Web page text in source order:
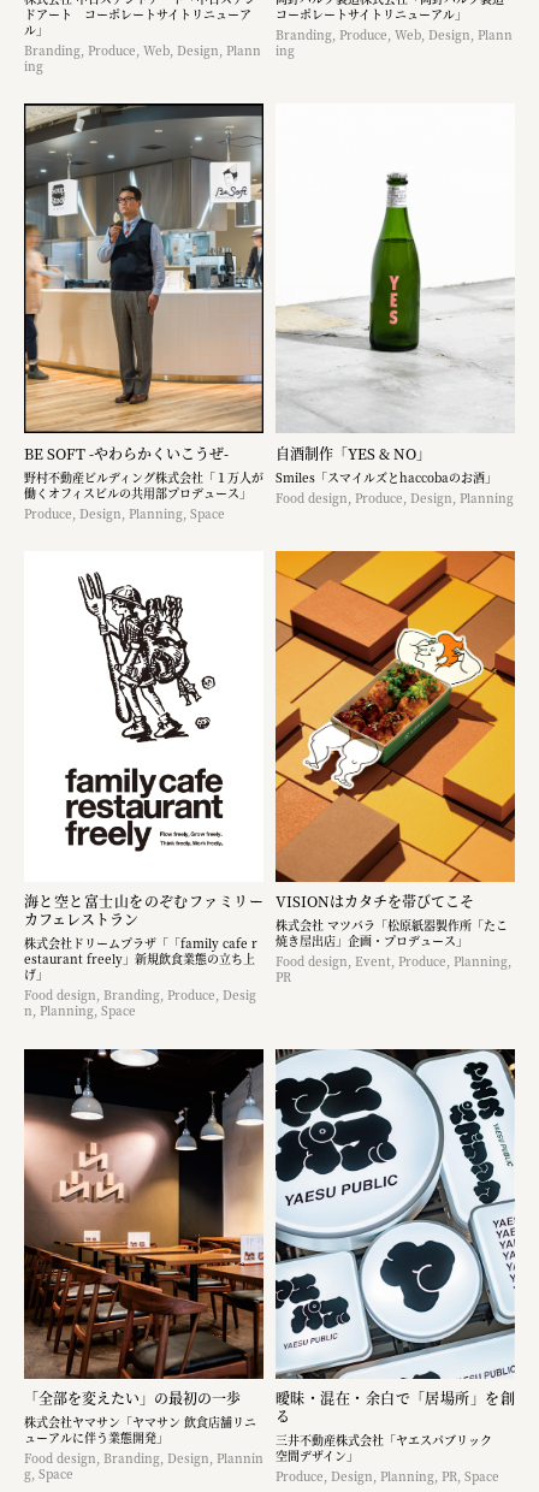
ドアート コーポレートサイトリニューア
ル」
Branding, Produce, Web, Design, Plann
ing
コーポレートサイトリニューアル」
Branding, Produce, Web, Design, Plann
ing
BE SOFT -やわらかくいこうぜ-
野村不動産ビルディング株式会社「１万人が
働くオフィスビルの共用部プロデュース」
Produce, Design, Planning, Space
自酒制作「YES & NO」
Smiles「スマイルズとhaccobaのお酒」
Food design, Produce, Design, Planning
海と空と富士山をのぞむファミリー
カフェレストラン
株式会社ドリームプラザ「「family cafe r
estaurant freely」新規飲食業態の立ち上
げ」
Food design, Branding, Produce, Desig
n, Planning, Space
VISIONはカタチを帯びてこそ
株式会社 マツバラ「松原紙器製作所「たこ
焼き屋出店」企画・プロデュース」
Food design, Event, Produce, Planning,
PR
「全部を変えたい」の最初の一歩
株式会社ヤマサン「ヤマサン 飲食店舗リニ
ューアルに伴う業態開発」
Food design, Branding, Design, Plannin
g, Space
曖昧・混在・余白で「居場所」を創
る
三井不動産株式会社「ヤエスパブリック
空間デザイン」
Produce, Design, Planning, PR, Space